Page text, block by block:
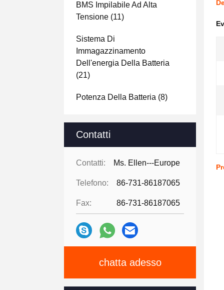
BMS Impilabile Ad Alta
Tensione (11)
Sistema Di
Immagazzinamento
Dell'energia Della Batteria
(21)
Potenza Della Batteria (8)
Contatti
Contatti: Ms. Ellen---Europe
Telefono: 86-731-86187065
Fax: 86-731-86187065
chatta adesso